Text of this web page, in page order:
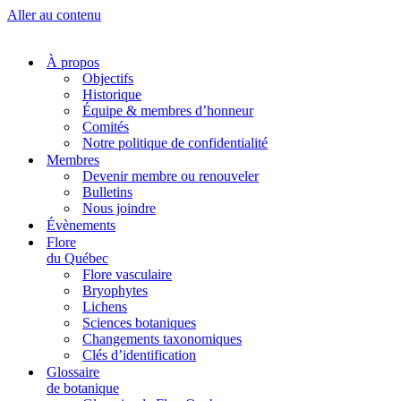
Aller au contenu
À propos
Objectifs
Historique
Équipe & membres d’honneur
Comités
Notre politique de confidentialité
Membres
Devenir membre ou renouveler
Bulletins
Nous joindre
Évènements
Flore
du Québec
Flore vasculaire
Bryophytes
Lichens
Sciences botaniques
Changements taxonomiques
Clés d’identification
Glossaire
de botanique